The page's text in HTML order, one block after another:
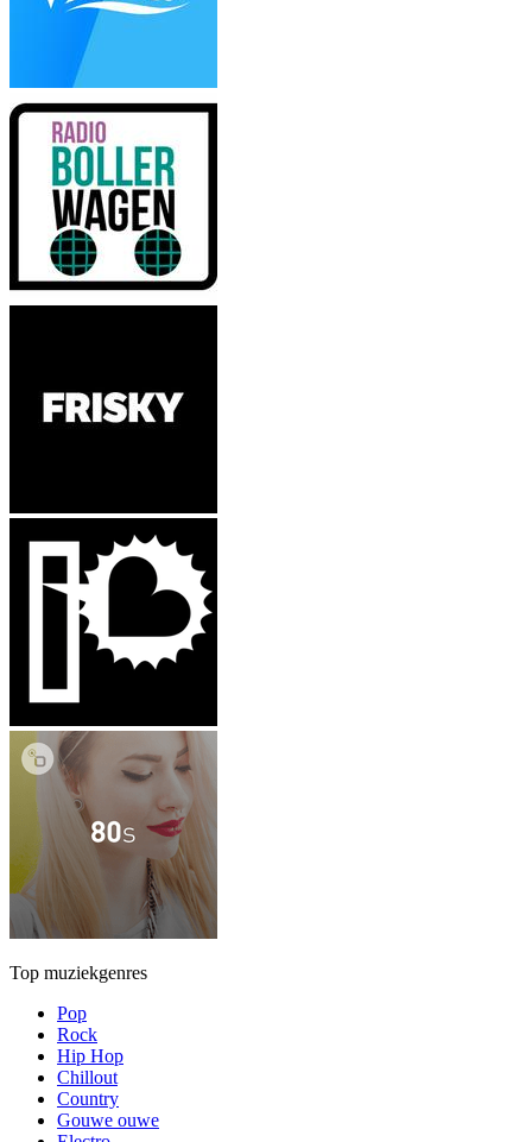
Top muziekgenres
Pop
Rock
Hip Hop
Chillout
Country
Gouwe ouwe